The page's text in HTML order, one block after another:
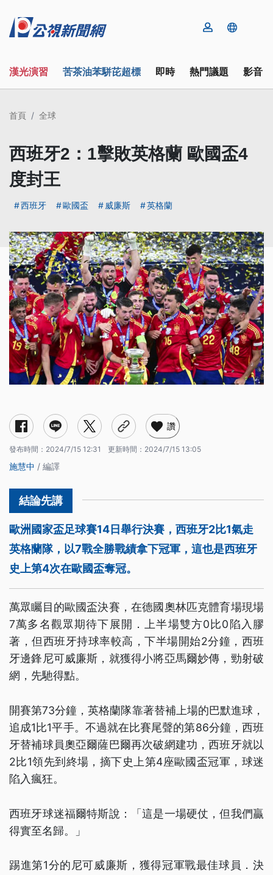
漢光演習 苦茶油苯駢芘超標 即時 熱門議題 影音
首頁 全球
西班牙2：1擊敗英格蘭 歐國盃4
度封王
西班牙 歐國盃 威廉斯 英格蘭
讚
發布時間： 2024/7/15 12:31 更新時間： 2024/7/15 13:05
施慧中 / 編譯
歐洲國家盃足球賽14日舉行決賽，西班牙2比1氣走
英格蘭隊，以7戰全勝戰績拿下冠軍，這也是西班牙
史上第4次在歐國盃奪冠。
萬眾矚目的歐國盃決賽，在德國奧林匹克體育場現場
7萬多名觀眾期待下展開．上半場雙方0比0陷入膠
著，但西班牙持球率較高，下半場開始2分鐘，西班
牙邊鋒尼可威廉斯，就獲得小將亞馬爾妙傳，勁射破
網，先馳得點。
開賽第73分鐘，英格蘭隊靠著替補上場的巴默進球，
追成1比1平手。不過就在比賽尾聲的第86分鐘，西班
牙替補球員奧亞爾薩巴爾再次破網建功，西班牙就以
2比1領先到終場，摘下史上第4座歐國盃冠軍，球迷
陷入瘋狂。
西班牙球迷福爾特斯說：「這是一場硬仗，但我們贏
得實至名歸。」
踢進第1分的尼可威廉斯，獲得冠軍戰最佳球員．決